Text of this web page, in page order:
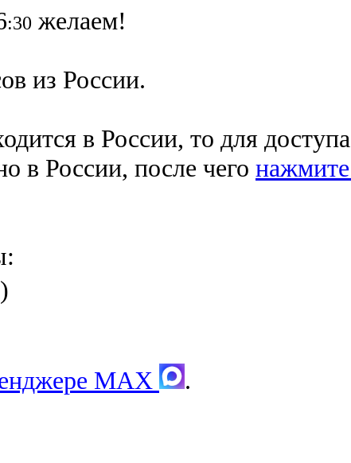
:30 желаем!
из России.
в России, то для
в России, после чего нажмите
MAX .